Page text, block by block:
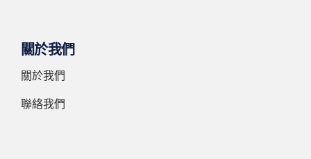
關於我們
關於我們
聯絡我們